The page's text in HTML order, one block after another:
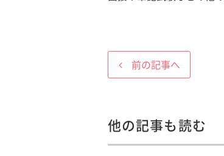
前の記事へ
他の記事も読む